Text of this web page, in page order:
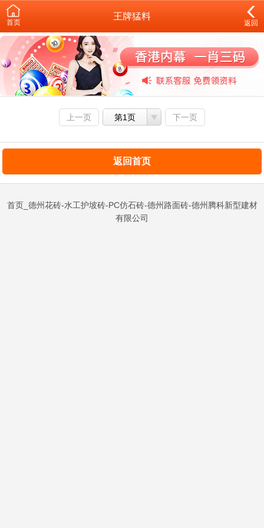
首页
王牌猛料
返回
上一页 第1页 下一页
返回首页
首页_德州花砖-水工护坡砖-PC仿石砖-德州路面砖-德州腾科新型建材
有限公司